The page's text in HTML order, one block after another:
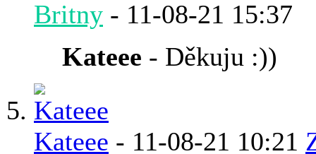
Britny - 11-08-21 15:37
Kateee - Děkuju :))
Kateee - 11-08-21 10:21